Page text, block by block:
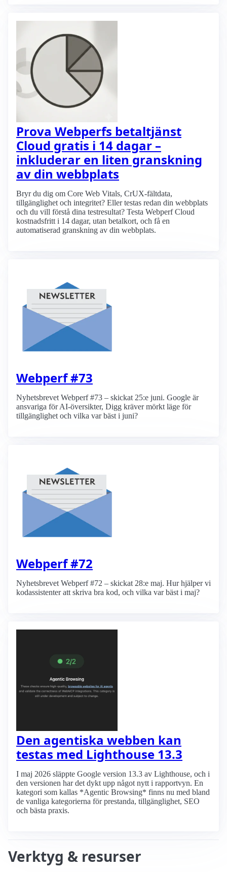
Prova Webperfs betaltjänst
Cloud gratis i 14 dagar –
inkluderar en liten granskning
av din webbplats
Bryr du dig om Core Web Vitals, CrUX-fältdata,
tillgänglighet och integritet? Eller testas redan din webbplats
och du vill förstå dina testresultat? Testa Webperf Cloud
kostnadsfritt i 14 dagar, utan betalkort, och få en
automatiserad granskning av din webbplats.
Webperf #73
Nyhetsbrevet Webperf #73 – skickat 25:e juni. Google är
ansvariga för AI-översikter, Digg kräver mörkt läge för
tillgänglighet och vilka var bäst i juni?
Webperf #72
Nyhetsbrevet Webperf #72 – skickat 28:e maj. Hur hjälper vi
kodassistenter att skriva bra kod, och vilka var bäst i maj?
Den agentiska webben kan
testas med Lighthouse 13.3
I maj 2026 släppte Google version 13.3 av Lighthouse, och i
den versionen har det dykt upp något nytt i rapportvyn. En
kategori som kallas *Agentic Browsing* finns nu med bland
de vanliga kategorierna för prestanda, tillgänglighet, SEO
och bästa praxis.
Verktyg & resurser